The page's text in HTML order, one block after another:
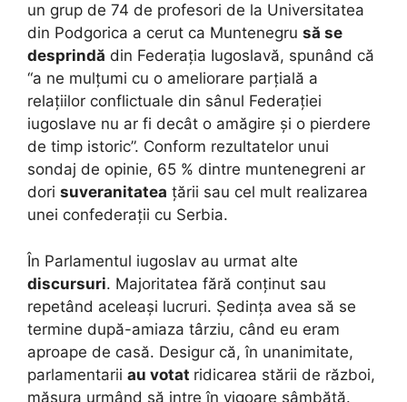
un grup de 74 de profesori de la Universitatea
din Podgorica a cerut ca Muntenegru să se
desprindă din Federația Iugoslavă, spunând că
“a ne mulțumi cu o ameliorare parțială a
relațiilor conflictuale din sânul Federației
iugoslave nu ar fi decât o amăgire și o pierdere
de timp istoric”. Conform rezultatelor unui
sondaj de opinie, 65 % dintre muntenegreni ar
dori suveranitatea țării sau cel mult realizarea
unei confederații cu Serbia.
În Parlamentul iugoslav au urmat alte
discursuri. Majoritatea fără conținut sau
repetând aceleași lucruri. Ședința avea să se
termine după-amiaza târziu, când eu eram
aproape de casă. Desigur că, în unanimitate,
parlamentarii au votat ridicarea stării de război,
măsura urmând să intre în vigoare sâmbătă.